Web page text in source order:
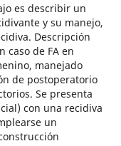
es describir un
y su manejo,
Descripción
caso de FA en
manejado
de postoperatorio
Se presenta
con una recidiva
un